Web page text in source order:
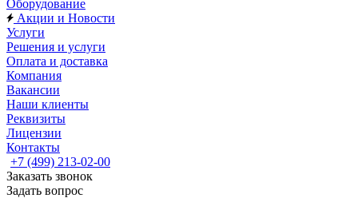
Оборудование
Акции и Новости
Услуги
Решения и услуги
Оплата и доставка
Компания
Вакансии
Наши клиенты
Реквизиты
Лицензии
Контакты
+7 (499) 213-02-00
Заказать звонок
Задать вопрос